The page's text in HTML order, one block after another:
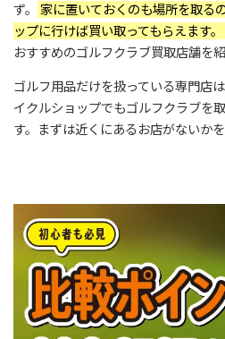
ず。
家に置いておくのも場所を取る
ップに行けば買い取ってもらえます。
おすすめのゴルフクラブ買取店舗を紹
ゴルフ用品だけを扱っている専門店
イクルショップでもゴルフクラブを
す。まずは近くにあるお店がないか